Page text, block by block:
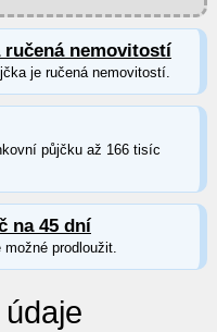
ručená nemovitostí
je ručená nemovitostí.
půjčku až 166 tisíc
na 45 dní
prodloužit.